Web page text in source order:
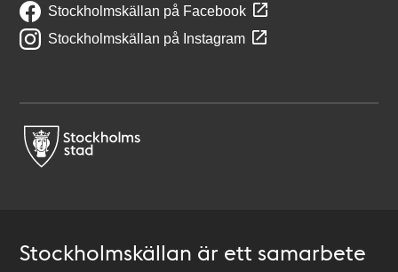
Stockholmskällan på Facebook
Stockholmskällan på Instagram
Stockholmskällan är ett samarbete